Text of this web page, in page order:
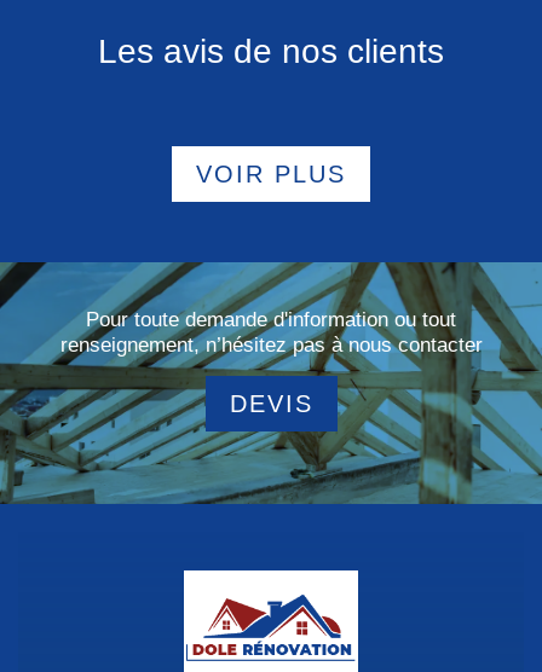
Les avis de nos clients
VOIR PLUS
Pour toute demande d'information ou tout
renseignement, n’hésitez pas à nous contacter
DEVIS